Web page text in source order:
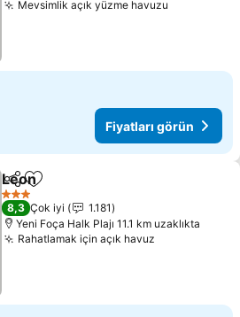
Mevsimlik açık yüzme havuzu
Fiyatları görün
PaylaşFavorilerime ekle
Leon
3 Yıldız
8,3 Çok iyi
1.181
Yeni Foça Halk Plajı 11.1 km uzaklıkta
Rahatlamak için açık havuz